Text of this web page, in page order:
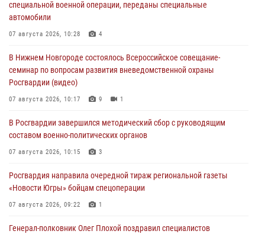
специальной военной операции, переданы специальные
автомобили
07 августа 2026, 10:28 4
В Нижнем Новгороде состоялось Всероссийское совещание-
семинар по вопросам развития вневедомственной охраны
Росгвардии (видео)
07 августа 2026, 10:17 9 1
В Росгвардии завершился методический сбор с руководящим
составом военно-политических органов
07 августа 2026, 10:15 3
Росгвардия направила очередной тираж региональной газеты
«Новости Югры» бойцам спецоперации
07 августа 2026, 09:22 1
Генерал-полковник Олег Плохой поздравил специалистов